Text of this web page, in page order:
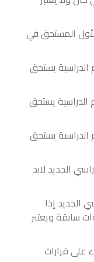
المستحق في
الدراسية يستحق
الدراسية يستحق
الدراسية يستحق
الجديد لابد
الجديد إذا
سابقة ويعتبر
على قرارات